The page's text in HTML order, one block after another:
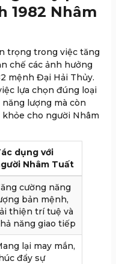
1982 Nhâm
trọng trong việc tăng
chế các ảnh hưởng
mệnh Đại Hải Thủy.
lựa chọn đúng loại
lượng mà còn
khỏe cho người Nhâm
dụng với
Nhâm Tuất
cường năng
bản mệnh,
thiện trí tuệ và
năng giao tiếp
lại may mắn,
đẩy sự